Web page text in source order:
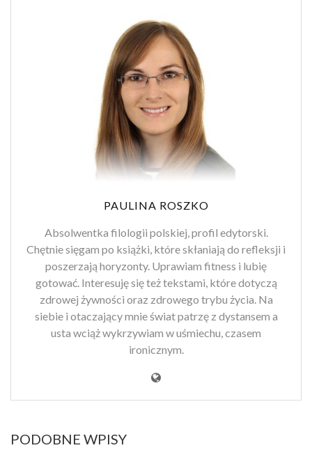
PAULINA ROSZKO
Absolwentka filologii polskiej, profil edytorski.
Chętnie sięgam po książki, które skłaniają do refleksji i
poszerzają horyzonty. Uprawiam fitness i lubię
gotować. Interesuję się też tekstami, które dotyczą
zdrowej żywności oraz zdrowego trybu życia. Na
siebie i otaczający mnie świat patrzę z dystansem a
usta wciąż wykrzywiam w uśmiechu, czasem
ironicznym.
PODOBNE WPISY